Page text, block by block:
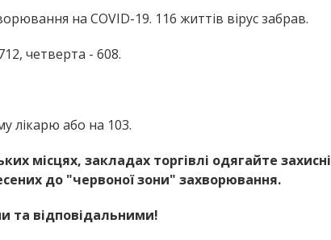
на COVID-19. 116 життів вірус забрав.
четверта - 608.
лікарю або на 103.
місцях, закладах торгівлі одягайте захисні
до "червоної зони" захворювання.
та відповідальними!